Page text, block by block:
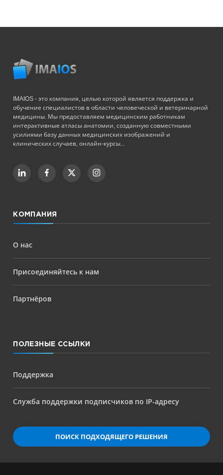
IMAIOS - это компания, целью которой является поддержка и
обучение специалистов в области человеческой и ветеринарной
медицины. Мы предоставляем медицинским работникам
интерактивные атласы анатомии, созданную совместными
усилиями базу данных медицинских изображений и
клинических случаев, онлайн-курсы...
КОМПАНИЯ
О нас
Присоединяйтесь к нам
Партнёров
ПОЛЕЗНЫЕ ССЫЛКИ
Поддержка
Служба поддержки подписчиков по IP-адресу
ПОИСК ПОДХОДЯЩЕГО РЕШЕНИЯ